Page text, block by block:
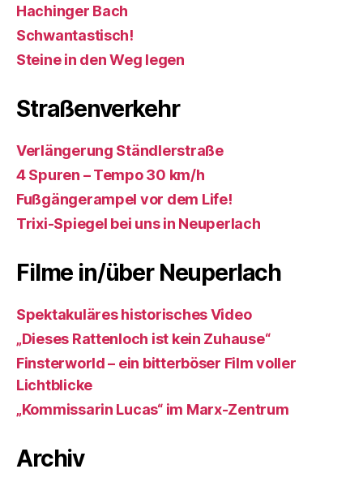
Hachinger Bach
Schwantastisch!
Steine in den Weg legen
Straßenverkehr
Verlängerung Ständlerstraße
4 Spuren – Tempo 30 km/h
Fußgängerampel vor dem Life!
Trixi-Spiegel bei uns in Neuperlach
Filme in/über Neuperlach
Spektakuläres historisches Video
„Dieses Rattenloch ist kein Zuhause“
Finsterworld – ein bitterböser Film voller
Lichtblicke
„Kommissarin Lucas“ im Marx-Zentrum
Archiv